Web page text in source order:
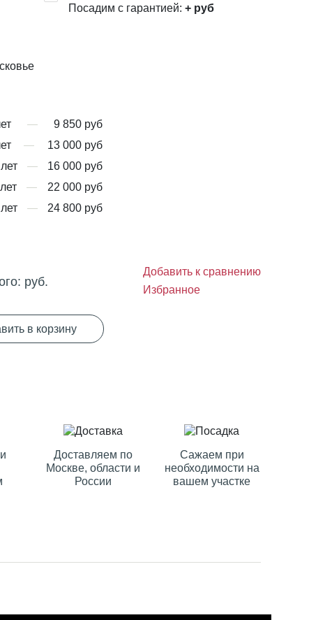
Посадим с гарантией: +руб
9 850 руб
13 000 руб
16 000 руб
22 000 руб
24 800 руб
руб.
Добавить к сравнению
Избранное
в корзину
Доставляем по
Москве, области и
России
Сажаем при
необходимости на
вашем участке